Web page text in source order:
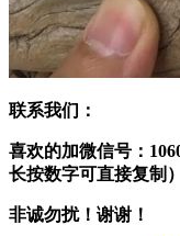
联系我们：
喜欢的加微信号：
长按数字可直接复制）
非诚勿扰！谢谢！